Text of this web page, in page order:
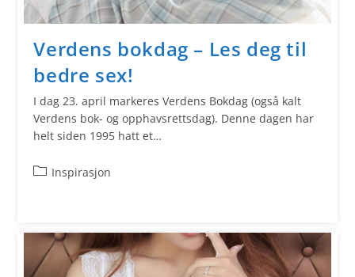
Verdens bokdag – Les deg til
bedre sex!
I dag 23. april markeres Verdens Bokdag (også kalt
Verdens bok- og opphavsrettsdag). Denne dagen har
helt siden 1995 hatt et…
Inspirasjon